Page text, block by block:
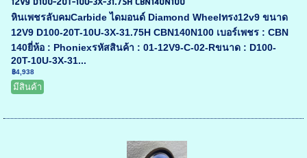
หินเพชรลับคมCarbide ไดมอนด์ Diamond Wheelทรง12v9 ขนาด
12V9 D100-20T-10U-3X-31.75H CBN140N100 เบอร์เพชร : CBN
140ยี่ห้อ : Phoniexรหัสสินค้า : 01-12V9-C-02-Rขนาด : D100-
20T-10U-3X-31...
฿4,938
มีสินค้า